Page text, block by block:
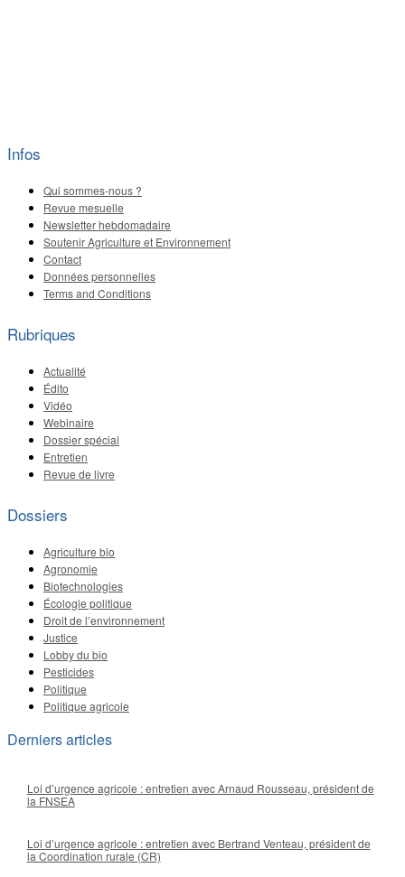
Infos
Qui sommes-nous ?
Revue mesuelle
Newsletter hebdomadaire
Soutenir Agriculture et Environnement
Contact
Données personnelles
Terms and Conditions
Rubriques
Actualité
Édito
Vidéo
Webinaire
Dossier spécial
Entretien
Revue de livre
Dossiers
Agriculture bio
Agronomie
Biotechnologies
Écologie politique
Droit de l’environnement
Justice
Lobby du bio
Pesticides
Politique
Politique agricole
Derniers articles
Loi d’urgence agricole : entretien avec Arnaud Rousseau, président de
la FNSEA
Loi d’urgence agricole : entretien avec Bertrand Venteau, président de
la Coordination rurale (CR)